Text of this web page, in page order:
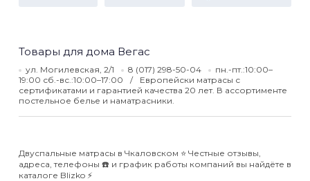
Товары для дома Вегас
ул. Могилевская, 2/1 8 (017) 298-50-04
пн.-пт.:10:00–
19:00 сб.-вс.:10:00–17:00
Европейски матрасы с
сертификатами и гарантией качества 20 лет. В ассортименте
постельное белье и наматрасники.
Двуспальные матрасы в Чкаловском ⭐️ Честные отзывы,
адреса, телефоны ☎️ и график работы компаний вы найдёте в
каталоге Blizko ⚡️